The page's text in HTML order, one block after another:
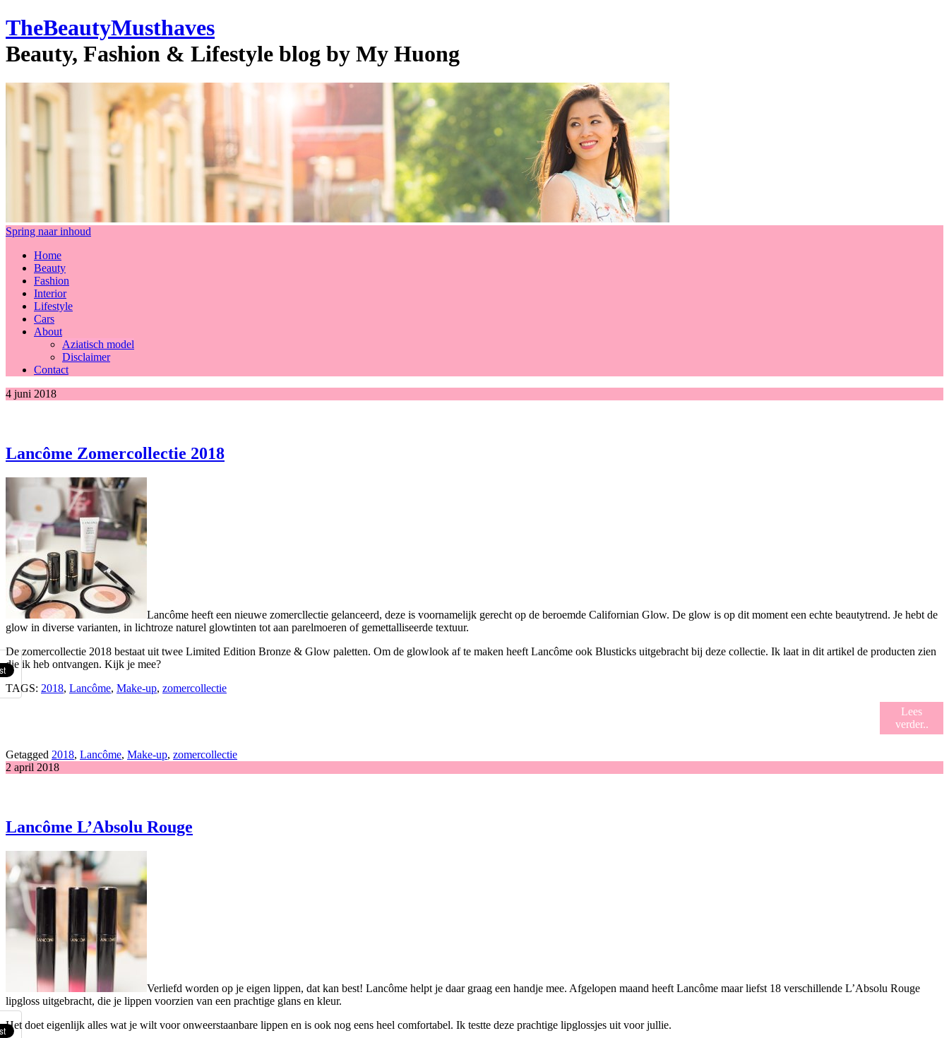
TheBeautyMusthaves
Beauty, Fashion & Lifestyle blog by My Huong
Spring naar inhoud
Home
Beauty
Fashion
Interior
Lifestyle
Cars
About
Aziatisch model
Disclaimer
Contact
4 juni 2018
Lancôme Zomercollectie 2018
Lancôme heeft een nieuwe zomercllectie gelanceerd, deze is voornamelijk gerecht op de beroemde Californian Glow. De glow is op dit moment een echte beautytrend. Je hebt de
glow in diverse varianten, in lichtroze naturel glowtinten tot aan parelmoeren of gemettalliseerde textuur.
De zomercollectie 2018 bestaat uit twee Limited Edition Bronze & Glow paletten. Om de glowlook af te maken heeft Lancôme ook Blusticks uitgebracht bij deze collectie. Ik laat in dit artikel de producten zien
die ik heb ontvangen. Kijk je mee?
TAGS: 2018, Lancôme, Make-up, zomercollectie
Lees
verder..
Getagged 2018, Lancôme, Make-up, zomercollectie
2 april 2018
Lancôme L’Absolu Rouge
Verliefd worden op je eigen lippen, dat kan best! Lancôme helpt je daar graag een handje mee. Afgelopen maand heeft Lancôme maar liefst 18 verschillende L’Absolu Rouge
lipgloss uitgebracht, die je lippen voorzien van een prachtige glans en kleur.
Het doet eigenlijk alles wat je wilt voor onweerstaanbare lippen en is ook nog eens heel comfortabel. Ik testte deze prachtige lipglossjes uit voor jullie.